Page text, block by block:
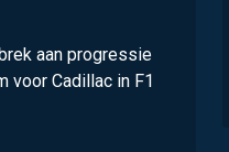
aan progressie
voor Cadillac in F1